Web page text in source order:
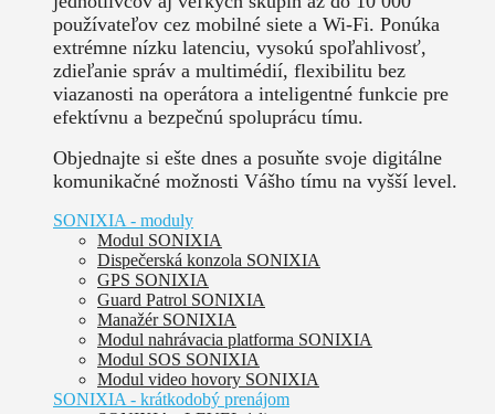
používateľov cez mobilné siete a Wi-Fi. Ponúka
extrémne nízku latenciu, vysokú spoľahlivosť,
zdieľanie správ a multimédií, flexibilitu bez
viazanosti na operátora a inteligentné funkcie pre
efektívnu a bezpečnú spoluprácu tímu.
Objednajte si ešte dnes a posuňte svoje digitálne
komunikačné možnosti Vášho tímu na vyšší level.
SONIXIA - moduly
Modul SONIXIA
Dispečerská konzola SONIXIA
GPS SONIXIA
Guard Patrol SONIXIA
Manažér SONIXIA
Modul nahrávacia platforma SONIXIA
Modul SOS SONIXIA
Modul video hovory SONIXIA
SONIXIA - krátkodobý prenájom